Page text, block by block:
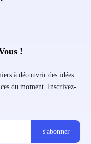
!
à découvrir des idées
du moment. Inscrivez-